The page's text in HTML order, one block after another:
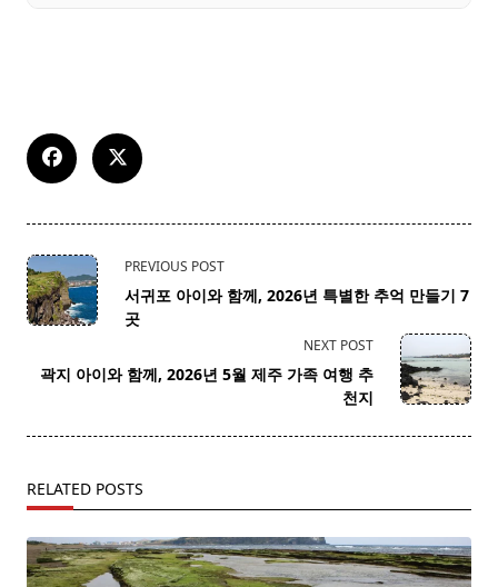
<span
class="nav-
subtitle
reader-
PREVIOUS POST
서귀포 아이와 함께, 2026년 특별한 추억 만들기 7
곳
NEXT POST
곽지 아이와 함께, 2026년 5월 제주 가족 여행 추
천지
RELATED POSTS